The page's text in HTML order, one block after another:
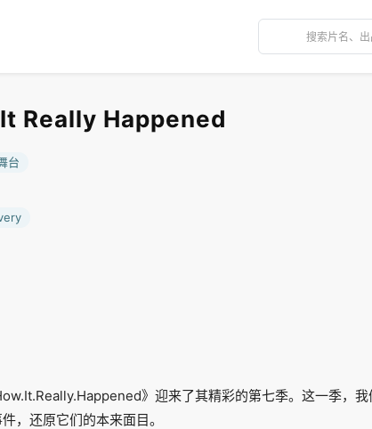
Really Happened
台
》迎来了其精彩的第七季。这一季，
，还原它们的本来面目。